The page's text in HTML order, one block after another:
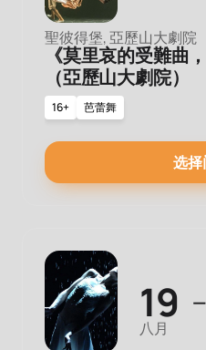
聖彼得堡, 亞歷山大劇院
《莫里哀的受難曲
（亞歷山大劇院）
16+ 芭蕾舞
选择
19
八月
—